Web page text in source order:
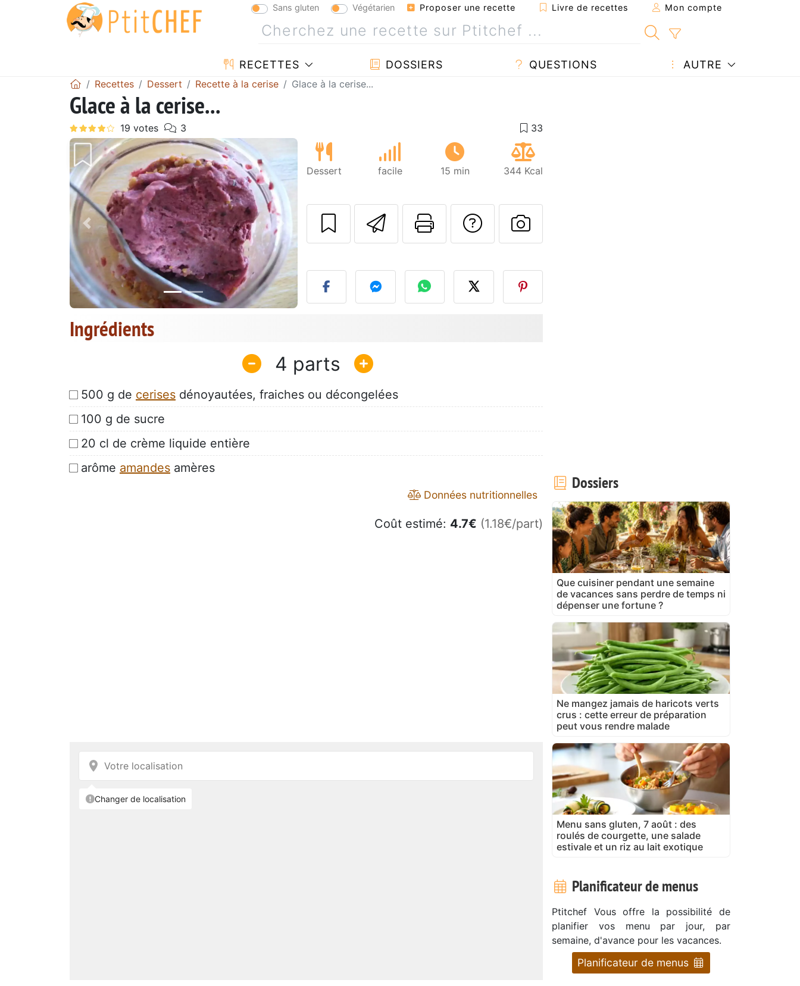
Sans gluten Végétarien Proposer une recette Livre de recettes Mon compte
RECETTES DOSSIERS QUESTIONS AUTRE
Recettes Dessert Recette à la cerise Glace à la cerise...
Glace à la cerise...
Précédent Suivant
Dessert facile 15 min 344 Kcal
Envoyer cette recette à un ami
Imprimer cette page
Poser une question à l'auteur
Publier votre photo de cette
Ingrédients
4
500 g de cerises dénoyautées, fraiches ou décongelées
100 g de sucre
20 cl de crème liquide entière
arôme amandes amères
Données nutritionnelles
Coût estimé: 4.7€ (1.18€/part)
Dossiers
Que cuisiner pendant une semaine
de vacances sans perdre de temps ni
dépenser une fortune ?
Ne mangez jamais de haricots verts
crus : cette erreur de préparation
peut vous rendre malade
Menu sans gluten, 7 août : des
roulés de courgette, une salade
estivale et un riz au lait exotique
Planificateur de menus
Ptitchef Vous offre la possibilité de
planifier vos menu par jour, par
semaine, d'avance pour les vacances.
Planificateur de menus